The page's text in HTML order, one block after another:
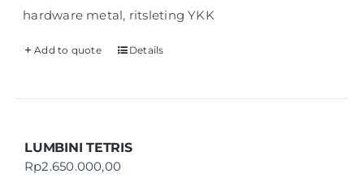
hardware metal, ritsleting YKK
Add to quote Details
LUMBINI TETRIS
Rp2.650.000,00